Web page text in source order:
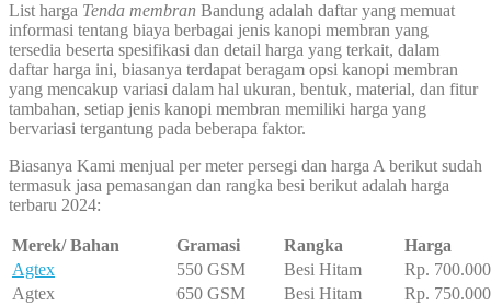
List harga Tenda membran Bandung adalah daftar yang memuat
informasi tentang biaya berbagai jenis kanopi membran yang
tersedia beserta spesifikasi dan detail harga yang terkait, dalam
daftar harga ini, biasanya terdapat beragam opsi kanopi membran
yang mencakup variasi dalam hal ukuran, bentuk, material, dan fitur
tambahan, setiap jenis kanopi membran memiliki harga yang
bervariasi tergantung pada beberapa faktor.
Biasanya Kami menjual per meter persegi dan harga A berikut sudah
termasuk jasa pemasangan dan rangka besi berikut adalah harga
terbaru 2024:
Merek/ Bahan Gramasi Rangka
Harga
Agtex
550 GSM Besi Hitam
Rp.
Agtex
650 GSM Besi Hitam
Rp.